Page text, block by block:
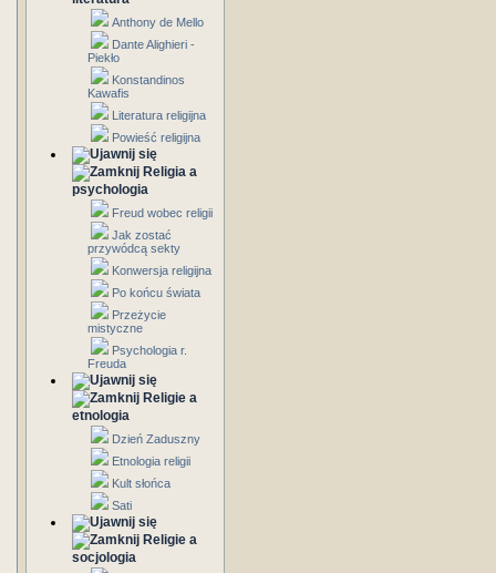
Anthony de Mello
Dante Alighieri -
Piekło
Konstandinos
Kawafis
Literatura religijna
Powieść religijna
Religia a
psychologia
Freud wobec religii
Jak zostać
przywódcą sekty
Konwersja religijna
Po końcu świata
Przeżycie
mistyczne
Psychologia r.
Freuda
Religie a
etnologia
Dzień Zaduszny
Etnologia religii
Kult słońca
Sati
Religie a
socjologia